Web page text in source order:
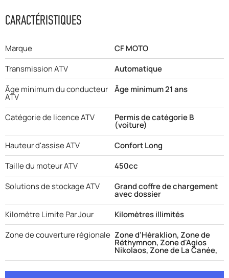
CARACTÉRISTIQUES
Marque
CF MOTO
Transmission ATV
Automatique
Âge minimum du conducteur
ATV
Âge minimum 21 ans
Catégorie de licence ATV Permis de catégorie B
(voiture)
Hauteur d'assise ATV
Confort Long
Taille du moteur ATV
450cc
Solutions de stockage ATV
Grand coffre de chargement
avec dossier
Kilomètre Limite Par Jour
Kilomètres illimités
Zone de couverture régionale Zone d'Héraklion, Zone de
Réthymnon, Zone d'Agios
Nikolaos, Zone de La Canée,